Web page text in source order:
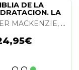
DE LA
LA
JENNIFER MACKENZIE, JAY NUTT Y DON MERCER